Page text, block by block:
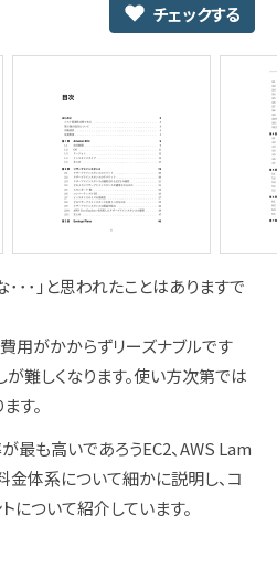
チェックする
･･」と思われたことはありますで
用がかからずリーズナブルです
難しくなります。使い方次第では
す。
最も高いであろうEC2、AWS Lam
体系について細かに説明し、コ
について紹介しています。